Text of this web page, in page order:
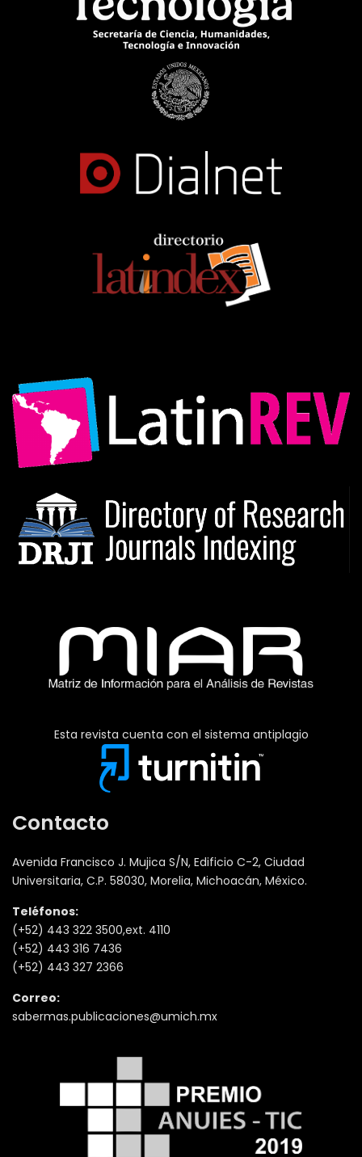
Esta revista cuenta con el sistema antiplagio
Contacto
Avenida Francisco J. Mujica S/N, Edificio C-2, Ciudad
Universitaria, C.P. 58030, Morelia, Michoacán, México.
Teléfonos:
(+52) 443 322 3500,ext. 4110
(+52) 443 316 7436
(+52) 443 327 2366
Correo:
sabermas.publicaciones@umich.mx